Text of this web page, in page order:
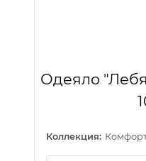
Одеяло
Коллекция: